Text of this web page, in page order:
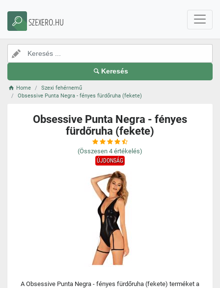
SZEXERO.HU
Keresés
Home
Szexi fehérnemű
Obsessive Punta Negra - fényes fürdőruha (fekete)
Obsessive Punta Negra - fényes
fürdőruha (fekete)
(Összesen 4 értékelés)
ÚJDONSÁG
A Obsessive Punta Negra - fényes fürdőruha (fekete) terméket a